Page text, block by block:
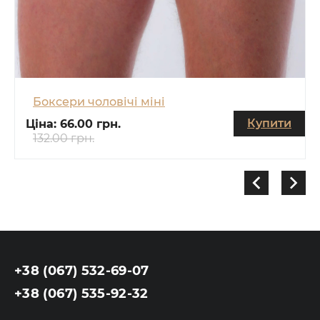
Боксери чоловічі міні
Ціна: 66.00 грн.
132.00 грн.
Купити
+38 (067) 532-69-07
+38 (067) 535-92-32